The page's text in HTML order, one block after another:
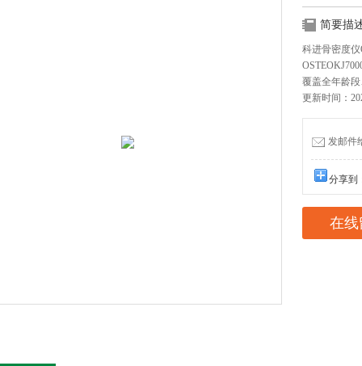
简要描
科进骨密度仪
覆盖全年龄
更新时间：
发邮件
分享到
在线